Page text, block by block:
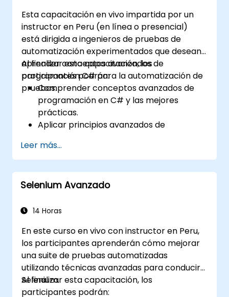
automatizadas.
Gestionar proyectos de pruebas
externalizadas y mantener estándares de
calidad.
Esta capacitación en vivo impartida por un
instructor en Peru (en línea o presencial)
está dirigida a ingenieros de pruebas de
automatización experimentados que desean
aprender conceptos avanzados de
programación C# para la automatización de
pruebas.
Al finalizar esta capacitación, los
participantes podrán:
Comprender conceptos avanzados de
programación en C# y las mejores
prácticas.
Aplicar principios avanzados de
crear soluciones de automatización
eficientes y flexibles.
Diseñar y desarrollar marcos de
automatización modulares y reutilizables
industria.
Leer más...
Selenium Avanzado
14 Horas
En este curso en vivo con instructor en Peru,
los participantes aprenderán cómo mejorar
una suite de pruebas automatizadas
utilizando técnicas avanzadas para conducir
Selenium.
Al finalizar esta capacitación, los
participantes podrán: